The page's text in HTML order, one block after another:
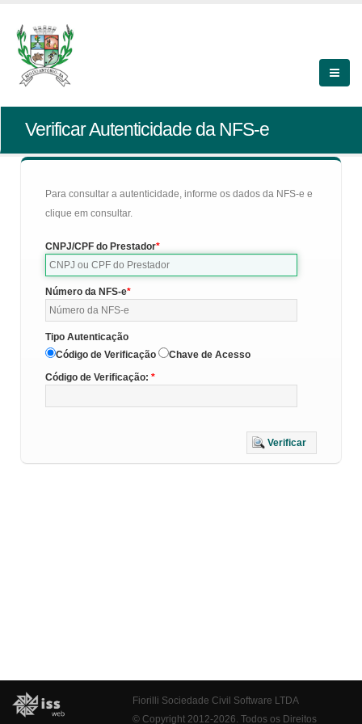
Verificar Autenticidade da NFS-e
Para consultar a autenticidade, informe os dados da NFS-e e
clique em consultar.
CNPJ/CPF do Prestador
Número da NFS-e
Tipo Autenticação
Código de Verificação
Chave de Acesso
Código de Verificação:
Verificar
Fiorilli Sociedade Civil Software LTDA
© Copyright 2012-2026. Todos os Direitos